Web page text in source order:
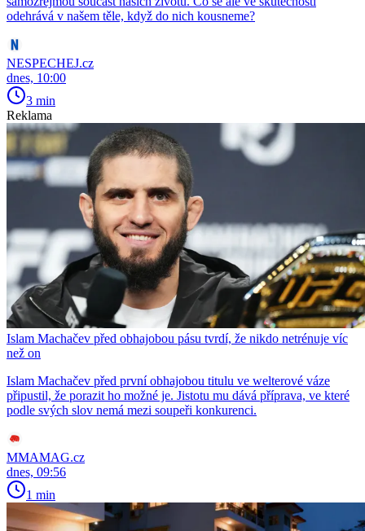
odehrává v našem těle, když do nich kousneme?
NESPECHEJ.cz
dnes, 10:00
3 min
Reklama
Islam Machačev před obhajobou pásu tvrdí, že nikdo netrénuje víc
než on
Islam Machačev před první obhajobou titulu ve welterové váze
připustil, že porazit ho možné je. Jistotu mu dává příprava, ve které
podle svých slov nemá mezi soupeři konkurenci.
MMAMAG.cz
dnes, 09:56
1 min